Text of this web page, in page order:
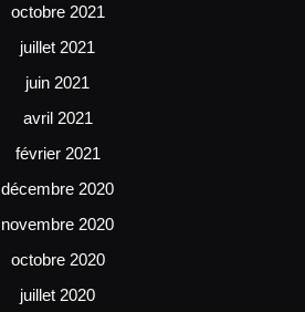
octobre 2021
juillet 2021
juin 2021
avril 2021
février 2021
décembre 2020
novembre 2020
octobre 2020
juillet 2020